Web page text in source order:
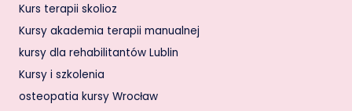
Kurs terapii skolioz
Kursy akademia terapii manualnej
kursy dla rehabilitantów Lublin
Kursy i szkolenia
osteopatia kursy Wrocław